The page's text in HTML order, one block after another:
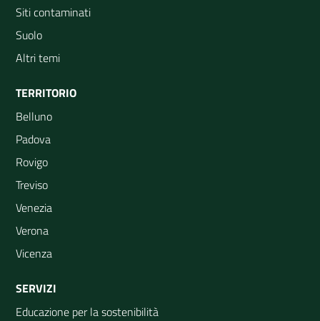
Siti contaminati
Suolo
Altri temi
TERRITORIO
Belluno
Padova
Rovigo
Treviso
Venezia
Verona
Vicenza
SERVIZI
Educazione per la sostenibilità